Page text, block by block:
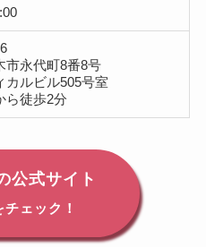
市永代町8番8号
カルビル505号室
ら徒歩2分
公式サイト
ェック！